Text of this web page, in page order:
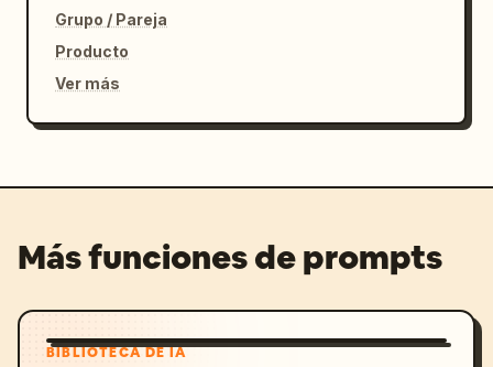
Grupo / Pareja
Producto
Ver más
Más funciones de prompts
BIBLIOTECA DE IA